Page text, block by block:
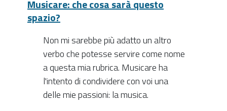
Musicare: che cosa sarà questo
spazio?
Non mi sarebbe più adatto un altro
verbo che potesse servire come nome
a questa mia rubrica. Musicare ha
l'intento di condividere con voi una
delle mie passioni: la musica.